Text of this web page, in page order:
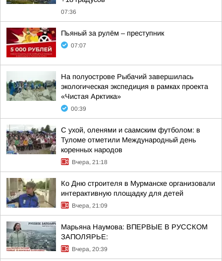
07:36
Пьяный за рулём – преступник
07:07
На полуострове Рыбачий завершилась
экологическая экспедиция в рамках проекта
«Чистая Арктика»
00:39
С ухой, оленями и саамским футболом: в
Туломе отметили Международный день
коренных народов
Вчера, 21:18
Ко Дню строителя в Мурманске организовали
интерактивную площадку для детей
Вчера, 21:09
Марьяна Наумова: ВПЕРВЫЕ В РУССКОМ
ЗАПОЛЯРЬЕ:
Вчера, 20:39